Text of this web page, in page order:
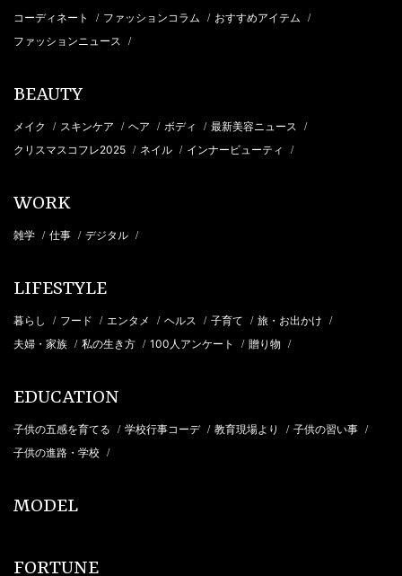
コーディネート / ファッションコラム / おすすめアイテム /
ファッションニュース /
BEAUTY
メイク / スキンケア / ヘア / ボディ / 最新美容ニュース /
クリスマスコフレ2025 / ネイル / インナービューティ /
WORK
雑学 / 仕事 / デジタル /
LIFESTYLE
暮らし / フード / エンタメ / ヘルス / 子育て / 旅・お出かけ /
夫婦・家族 / 私の生き方 / 100人アンケート / 贈り物 /
EDUCATION
子供の五感を育てる / 学校行事コーデ / 教育現場より / 子供の習い事 /
子供の進路・学校 /
MODEL
FORTUNE